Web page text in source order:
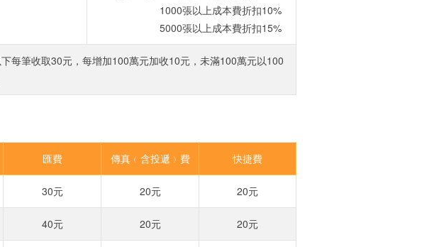
1000張以上成本費折扣10%
5000張以上成本費折扣15%
每筆收取30元，每增加100萬元加收10元，未滿100萬元以100
匯費 傳真﹙含投遞﹚費 快捷費
30元 20元 20元
40元 20元 20元